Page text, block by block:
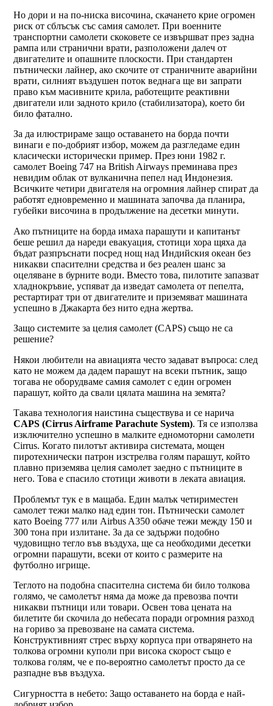
Но дори и на по-ниска височина, скачането крие огромен
риск от сблъсък със самия самолет. При военните
транспортни самолети скоковете се извършват през задна
рампа или странични врати, разположени далеч от
двигателите и опашните плоскости. При стандартен
пътнически лайнер, ако скочите от страничните аварийни
врати, силният въздушен поток веднага ще ви запрати
право към масивните крила, работещите реактивни
двигатели или задното крило (стабилизатора), което би
било фатално.
За да илюстрираме защо оставането на борда почти
винаги е по-добрият избор, можем да разгледаме един
класически исторически пример. През юни 1982 г.
самолет Boeing 747 на British Airways преминава през
невидим облак от вулканична пепел над Индонезия.
Всичките четири двигателя на огромния лайнер спират да
работят едновременно и машината започва да планира,
губейки височина в продължение на десетки минути.
Ако пътниците на борда имаха парашути и капитанът
беше решил да нареди евакуация, стотици хора щяха да
бъдат разпръснати посред нощ над Индийския океан без
никакви спасителни средства и без реален шанс за
оцеляване в бурните води. Вместо това, пилотите запазват
хладнокръвие, успяват да изведат самолета от пепелта,
рестартират три от двигателите и приземяват машината
успешно в Джакарта без нито една жертва.
Защо системите за целия самолет (CAPS) също не са
решение?
Някои любители на авиацията често задават въпроса: след
като не можем да дадем парашут на всеки пътник, защо
тогава не оборудваме самия самолет с един огромен
парашут, който да свали цялата машина на земята?
Такава технология наистина съществува и се нарича
CAPS (Cirrus Airframe Parachute System). Тя се използва
изключително успешно в малките едномоторни самолети
Cirrus. Когато пилотът активира системата, мощен
пиротехнически патрон изстрелва голям парашут, който
плавно приземява целия самолет заедно с пътниците в
него. Това е спасило стотици животи в леката авиация.
Проблемът тук е в мащаба. Един малък четириместен
самолет тежи малко над един тон. Пътнически самолет
като Boeing 777 или Airbus A350 обаче тежи между 150 и
300 тона при излитане. За да се задържи подобно
чудовищно тегло във въздуха, ще са необходими десетки
огромни парашути, всеки от които с размерите на
футболно игрище.
Теглото на подобна спасителна система би било толкова
голямо, че самолетът няма да може да превозва почти
никакви пътници или товари. Освен това цената на
билетите би скочила до небесата поради огромния разход
на гориво за превозване на самата система.
Конструктивният стрес върху корпуса при отварянето на
толкова огромни куполи при висока скорост също е
толкова голям, че е по-вероятно самолетът просто да се
разпадне във въздуха.
Сигурността в небето: Защо оставането на борда е най-